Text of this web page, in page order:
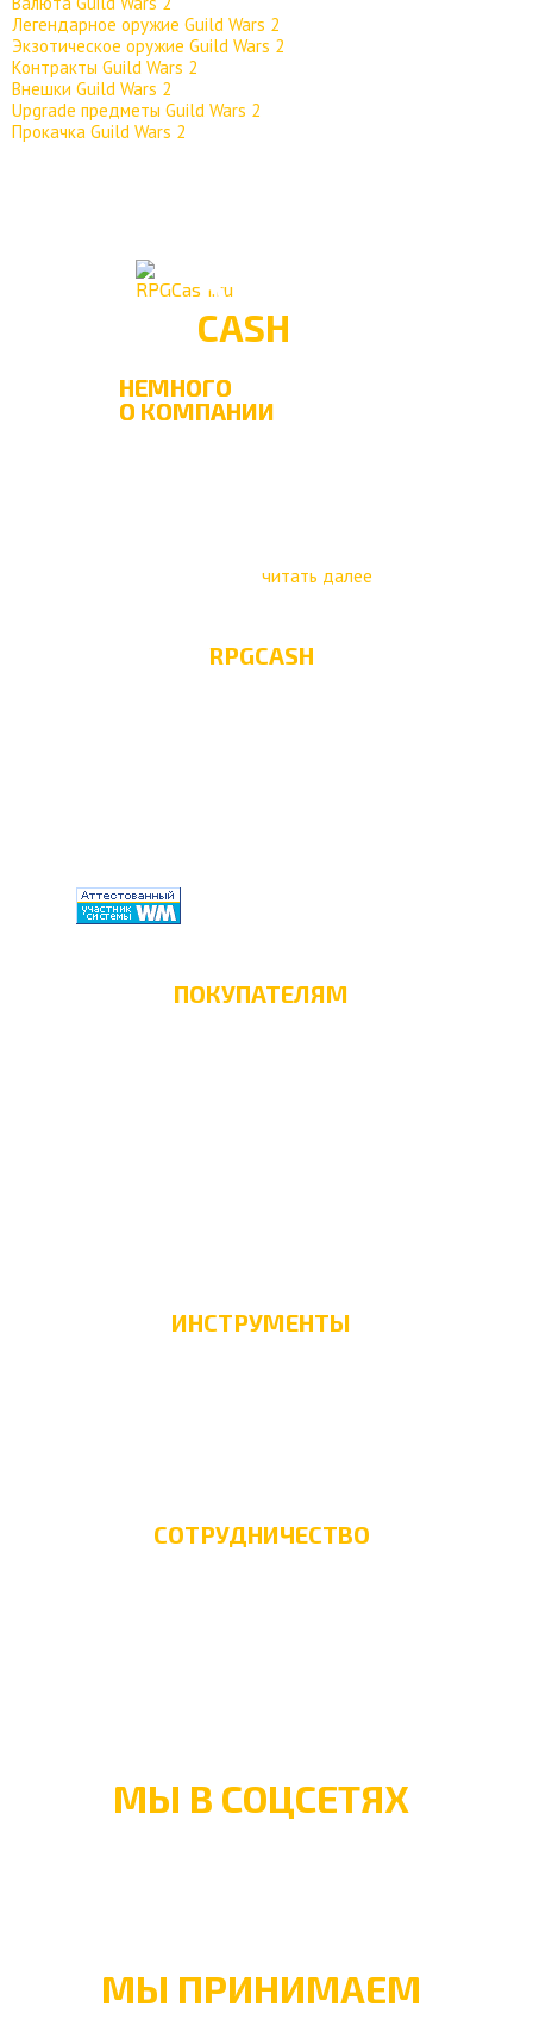
Легендарное оружие Guild Wars 2
Экзотическое оружие Guild Wars 2
Контракты Guild Wars 2
Внешки Guild Wars 2
Upgrade предметы Guild Wars 2
Прокачка Guild Wars 2
RPG
CASH
НЕМНОГО
О КОМПАНИИ
читать далее
RPGCASH
ПОКУПАТЕЛЯМ
ИНСТРУМЕНТЫ
СОТРУДНИЧЕСТВО
МЫ В СОЦСЕТЯХ
МЫ ПРИНИМАЕМ